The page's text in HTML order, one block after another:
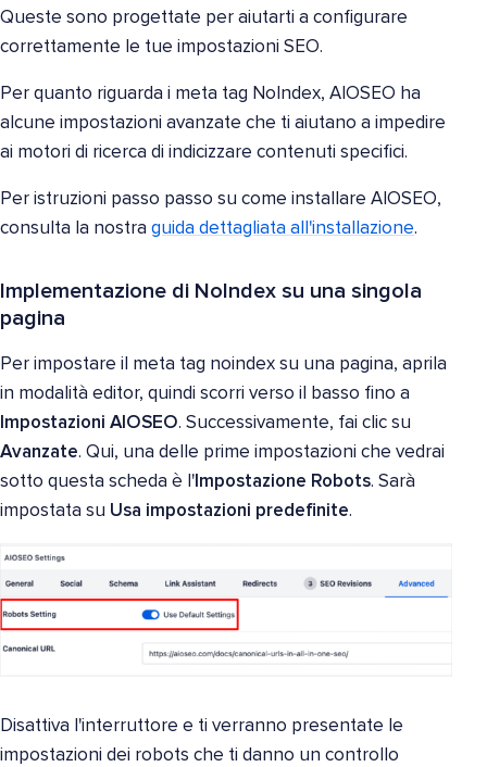
Queste sono progettate per aiutarti a configurare
correttamente le tue impostazioni SEO.
Per quanto riguarda i meta tag NoIndex, AIOSEO ha
alcune impostazioni avanzate che ti aiutano a impedire
ai motori di ricerca di indicizzare contenuti specifici.
Per istruzioni passo passo su come installare AIOSEO,
consulta la nostra guida dettagliata all'installazione.
Implementazione di NoIndex su una singola
pagina
Per impostare il meta tag noindex su una pagina, aprila
in modalità editor, quindi scorri verso il basso fino a
Impostazioni AIOSEO. Successivamente, fai clic su
Avanzate. Qui, una delle prime impostazioni che vedrai
sotto questa scheda è l' Impostazione Robots. Sarà
impostata su Usa impostazioni predefinite.
Disattiva l'interruttore e ti verranno presentate le
impostazioni dei robots che ti danno un controllo